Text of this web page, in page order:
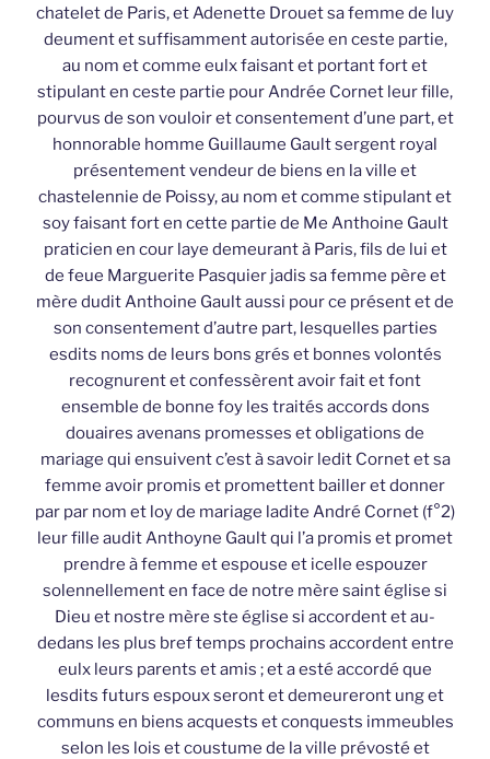
chatelet de Paris, et Adenette Drouet sa femme de luy
deument et suffisamment autorisée en ceste partie,
au nom et comme eulx faisant et portant fort et
stipulant en ceste partie pour Andrée Cornet leur fille,
pourvus de son vouloir et consentement d’une part, et
honnorable homme Guillaume Gault sergent royal
présentement vendeur de biens en la ville et
chastelennie de Poissy, au nom et comme stipulant et
soy faisant fort en cette partie de Me Anthoine Gault
praticien en cour laye demeurant à Paris, fils de lui et
de feue Marguerite Pasquier jadis sa femme père et
mère dudit Anthoine Gault aussi pour ce présent et de
son consentement d’autre part, lesquelles parties
esdits noms de leurs bons grés et bonnes volontés
recognurent et confessèrent avoir fait et font
ensemble de bonne foy les traités accords dons
douaires avenans promesses et obligations de
mariage qui ensuivent c’est à savoir ledit Cornet et sa
femme avoir promis et promettent bailler et donner
par par nom et loy de mariage ladite André Cornet (f°2)
leur fille audit Anthoyne Gault qui l’a promis et promet
prendre à femme et espouse et icelle espouzer
solennellement en face de notre mère saint église si
Dieu et nostre mère ste église si accordent et au-
dedans les plus bref temps prochains accordent entre
eulx leurs parents et amis ; et a esté accordé que
lesdits futurs espoux seront et demeureront ung et
communs en biens acquests et conquests immeubles
selon les lois et coustume de la ville prévosté et